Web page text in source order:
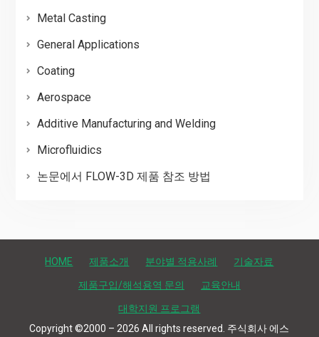
Metal Casting
General Applications
Coating
Aerospace
Additive Manufacturing and Welding
Microfluidics
논문에서 FLOW-3D 제품 참조 방법
HOME 제품소개 분야별 적용사례 기술자료
제품구입/해석용역 문의 교육안내
대학지원 프로그램
Copyright ©2000 – 2026 All rights reserved. 주식회사 에스